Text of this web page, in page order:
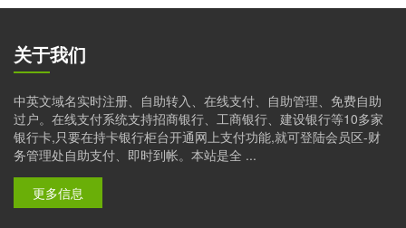
关于我们
中英文域名实时注册、自助转入、在线支付、自助管理、免费自助
过户。在线支付系统支持招商银行、工商银行、建设银行等10多家
银行卡,只要在持卡银行柜台开通网上支付功能,就可登陆会员区-财
务管理处自助支付、即时到帐。本站是全 ...
更多信息